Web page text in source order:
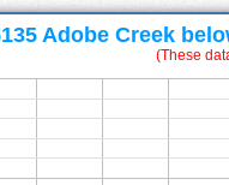
Adobe Creek
(These